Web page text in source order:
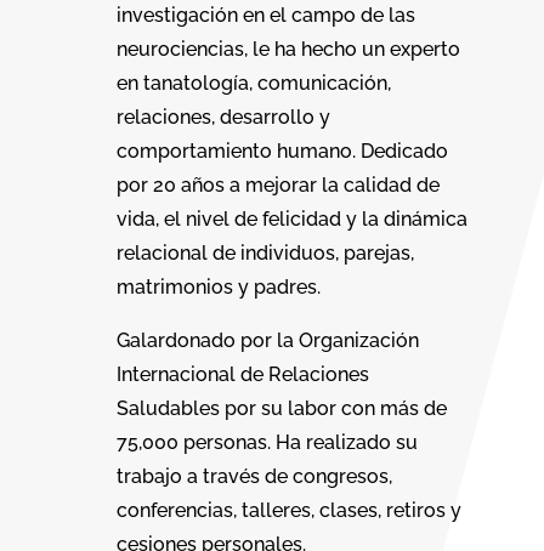
investigación en el campo de las
neurociencias, le ha hecho un experto
en tanatología, comunicación,
relaciones, desarrollo y
comportamiento humano. Dedicado
por 20 años a mejorar la calidad de
vida, el nivel de felicidad y la dinámica
relacional de individuos, parejas,
matrimonios y padres.
Galardonado por la Organización
Internacional de Relaciones
Saludables por su labor con más de
75,000 personas. Ha realizado su
trabajo a través de congresos,
conferencias, talleres, clases, retiros y
cesiones personales.